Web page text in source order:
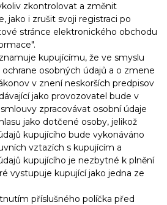
zkontrolovat a změnit
jako i zrušit svoji registraci po
stránce elektronického obchodu
kupujícímu, že ve smyslu
ochrane osobných údajů a o zmene
v znení neskorších predpisov
jako provozovatel bude v
zpracovávat osobní údaje
jako dotčené osoby, jelikož
kupujícího bude vykonáváno
vztazích s kupujícím a
kupujícího je nezbytné k plnění
vystupuje kupující jako jedna ze
příslušného políčka před